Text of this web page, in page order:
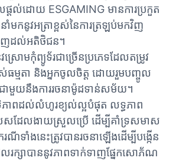
ផ្តល់ដោយ ESGAMING មានការប្រកួត
ាំមកនូវអត្រាខ្ពស់នៃការត្រឡប់មកវិញ
ញដល់អតិថិជន។
ោមកុំព្យូទ័រជាច្រើនប្រភេទដែលតម្រូវ
ស់ធម្មតា និងអ្នកចូលចិត្ត ដោយរួមបញ្ចូល
ស់ជាមួយនឹងការរចនាម៉ូដទាន់សម័យ។
ាពដល់លំហូរខ្យល់ល្អបំផុត លទ្ធភាព
ដែលងាយស្រួលប្រើ ដើម្បីគាំទ្រសមាស
ទាំងនេះត្រូវបានរចនាឡើងដើម្បីបង្កើន
លរក្សាបាននូវភាពទាក់ទាញផ្នែកសោភ័ណ